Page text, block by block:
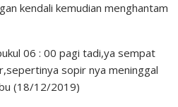
kendali kemudian menghantam
06 : 00 pagi tadi,ya sempat
sopir nya meninggal
(18/12/2019)